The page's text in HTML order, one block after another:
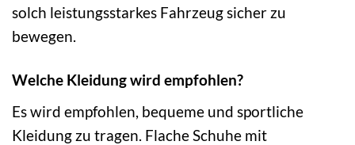
solch leistungsstarkes Fahrzeug sicher zu
bewegen.
Welche Kleidung wird empfohlen?
Es wird empfohlen, bequeme und sportliche
Kleidung zu tragen. Flache Schuhe mit